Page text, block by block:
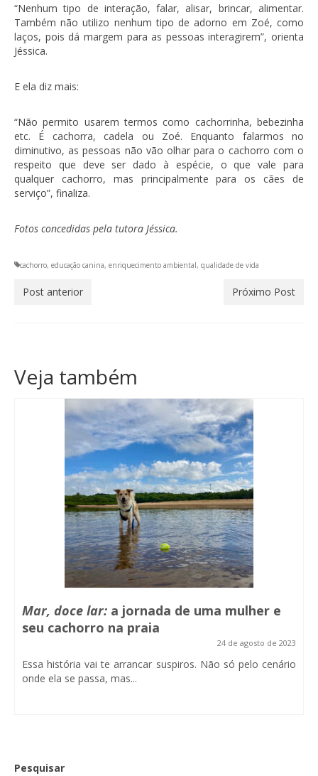
“Nenhum tipo de interação, falar, alisar, brincar, alimentar.
Também não utilizo nenhum tipo de adorno em Zoé, como
laços, pois dá margem para as pessoas interagirem”, orienta
Jéssica.
E ela diz mais:
“Não permito usarem termos como cachorrinha, bebezinha
etc. É cachorra, cadela ou Zoé. Enquanto falarmos no
diminutivo, as pessoas não vão olhar para o cachorro com o
respeito que deve ser dado à espécie, o que vale para
qualquer cachorro, mas principalmente para os cães de
serviço”, finaliza.
Fotos concedidas pela tutora Jéssica.
cachorro, educação canina, enriquecimento ambiental, qualidade de vida
Post anterior Próximo Post
Mar, doce lar: a jornada de uma mulher e
seu cachorro na praia
24 de agosto de 2023
Essa história vai te arrancar suspiros. Não só pelo cenário
onde ela se passa, mas...
Pesquisar